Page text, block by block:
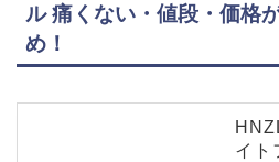
ル 痛くない・値段・価格
め！
イト